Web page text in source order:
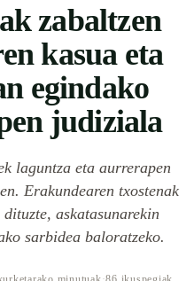
zabaltzen
kasua eta
egindako
judiziala
laguntza eta aurrerapen
Erakundearen txostenak
askatasunarekin
sarbidea baloratzeko.